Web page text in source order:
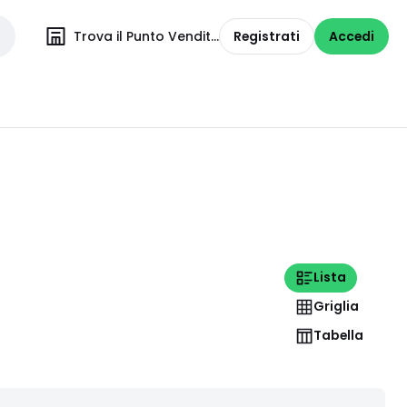
Trova il Punto Vendita Registrati Accedi
Lista
Griglia
Tabella